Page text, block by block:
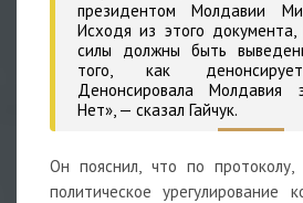
президентом Молдавии
Исходя из этого документа,
силы должны быть
того, как
Денонсировала Молдавия
Нет», — сказал Гайчук.
Он пояснил, что по протоколу,
политическое урегулирование